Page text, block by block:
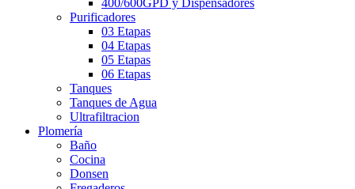
Purificadores
03 Etapas
04 Etapas
05 Etapas
06 Etapas
Tanques
Tanques de Agua
Ultrafiltracion
Plomería
Baño
Cocina
Donsen